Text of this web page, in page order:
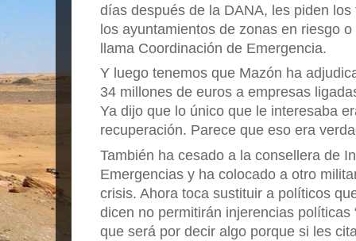
días después de la DANA, les piden
los ayuntamientos de zonas en riesgo
llama Coordinación de Emergencia.
Y luego tenemos que Mazón ha
34 millones de euros a empresas
Ya dijo que lo único que le interesaba
recuperación. Parece que eso era
También ha cesado a la consellera de
Emergencias y ha colocado a otro
crisis. Ahora toca sustituir a políticos
dicen no permitirán injerencias políticas
que será por decir algo porque si les